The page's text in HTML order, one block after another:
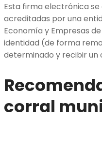
Esta firma electrónica
acreditadas por una
Economía y Empresas
identidad (de forma
determinado y recibir un
corral